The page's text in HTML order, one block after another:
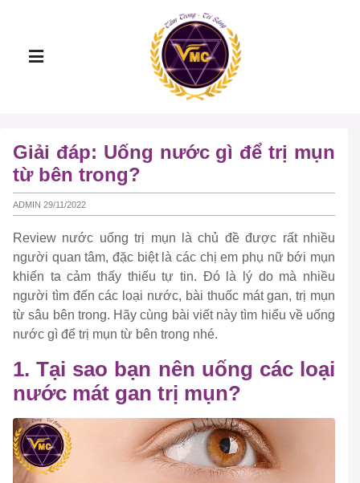
Giải đáp: Uống nước gì để trị mụn
từ bên trong?
ADMIN 29/11/2022
Review nước uống trị mụn là chủ đề được rất nhiều
người quan tâm, đặc biệt là các chị em phụ nữ bới mụn
khiến ta cảm thấy thiếu tự tin. Đó là lý do mà nhiều
người tìm đến các loại nước, bài thuốc mát gan, trị mụn
từ sâu bên trong. Hãy cùng bài viết này tìm hiểu về uống
nước gì để trị mụn từ bên trong nhé.
1. Tại sao bạn nên uống các loại
nước mát gan trị mụn?